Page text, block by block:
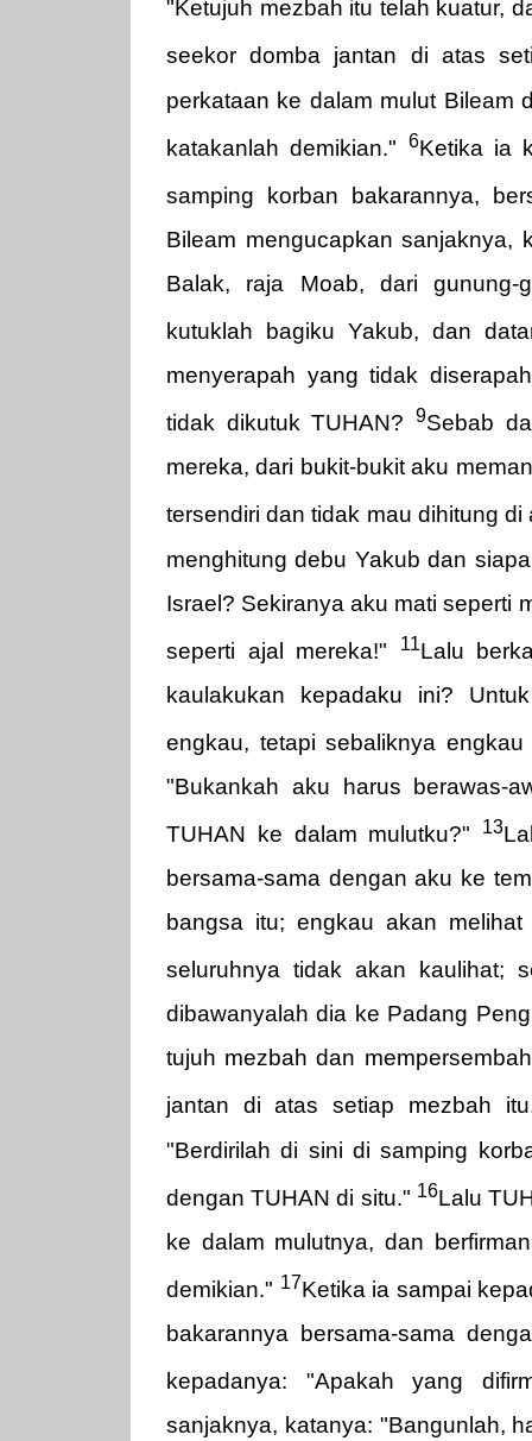
"Ketujuh mezbah itu telah kuatur,
seekor domba jantan di atas
perkataan ke dalam mulut Bileam
katakanlah demikian."
6Ketika ia
samping korban bakarannya,
Bileam mengucapkan sanjaknya,
Balak, raja Moab, dari gunung-
kutuklah bagiku Yakub, dan
menyerapah yang tidak
tidak dikutuk TUHAN?
9Sebab
mereka, dari bukit-bukit aku
tersendiri dan tidak mau dihitung
menghitung debu Yakub dan
Israel? Sekiranya aku mati seperti
seperti ajal mereka!"
11Lalu
kaulakukan kepadaku ini?
engkau, tetapi sebaliknya
"Bukankah aku harus berawas-
TUHAN ke dalam mulutku?"
13
bersama-sama dengan aku ke
bangsa itu; engkau akan
seluruhnya tidak akan kaulihat;
dibawanyalah dia ke Padang
tujuh mezbah dan
jantan di atas setiap mezbah
"Berdirilah di sini di samping
dengan TUHAN di situ." 16Lalu
ke dalam mulutnya, dan
demikian." 17Ketika ia sampai
bakarannya bersama-sama
kepadanya: "Apakah yang
sanjaknya, katanya: "Bangunlah,